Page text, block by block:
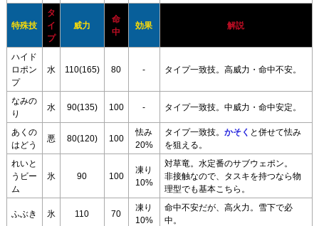
特殊技
タ
イ
プ
威力
命
中
効果 解説
ハイド
ロポン
プ
水 110(165) 80 - タイプ一致技。高威力・命中不安。
なみの
り
水 90(135) 100 - タイプ一致技。中威力・命中安定。
あくの
はどう
悪 80(120) 100
怯み
20%
タイプ一致技。 かそく と併せて怯み
を狙える。
れいと
うビー
ム
氷 90 100
凍り
10%
対草竜。水定番のサブウェポン。
非接触なので、タスキを持つなら物
理型でも基本こちら。
ふぶき 氷 110 70
凍り
10%
命中不安だが、高火力。雪下で必
中。